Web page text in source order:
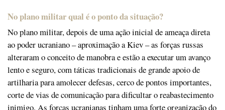
No plano militar qual é o ponto da situação?
No plano militar, depois de uma ação inicial de ameaça direta
ao poder ucraniano – aproximação a Kiev – as forças russas
alteraram o conceito de manobra e estão a executar um avanço
lento e seguro, com táticas tradicionais de grande apoio de
artilharia para amolecer defesas, cerco de pontos importantes,
corte de vias de comunicação para dificultar o reabastecimento
inimigo. As forças ucranianas tinham uma forte organização do